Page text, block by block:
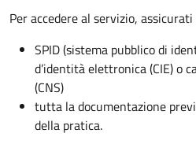
Per accedere al servizio,
SPID (sistema pubblico di
d’identità elettronica (CIE) o
(CNS)
tutta la documentazione
della pratica.